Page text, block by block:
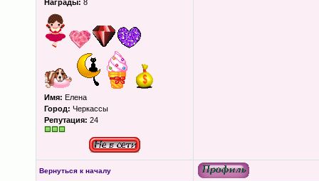
Награды: 8
Имя: Елена
Город: Черкассы
Репутация: 24
Вернуться к началу